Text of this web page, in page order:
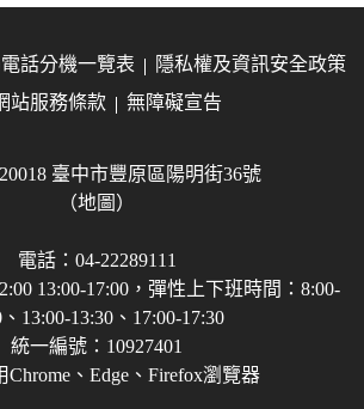
話分機一覽表
隱私權及資訊安全政策
站服務條款
無障礙宣告
臺中市豐原區陽明街36號
（地圖）
電話：04-22289111
13:00-17:00，彈性上下班時間：8:00-
13:00-13:30、17:00-17:30
統一編號：10927401
Chrome、Edge、Firefox瀏覽器